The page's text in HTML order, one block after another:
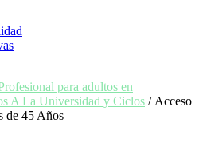
para adultos en
A La Universidad y Ciclos / Acceso
de 45 Años